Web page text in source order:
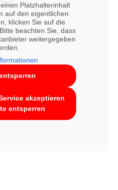
Platzhalterinhalt
auf den eigentlichen
klicken Sie auf die
beachten Sie, dass
weitergegeben
akzeptieren
entsperren